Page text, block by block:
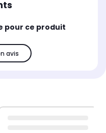
pour ce produit
avis